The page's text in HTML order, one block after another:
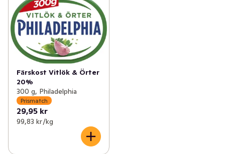
Färskost Vitlök & Örter
20%
300 g, Philadelphia
Prismatch
29,95 kr
99,83 kr /kg